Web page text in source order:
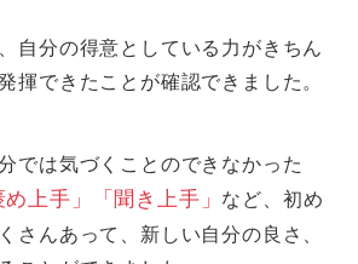
自分の得意としている力がきちん
揮できたことが確認できました。
では気づくことのできなかった
め上手」「聞き上手」 など、初め
さんあって、新しい自分の良さ、